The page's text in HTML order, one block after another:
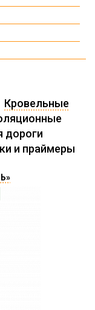
Кровельные
дороги
и праймеры